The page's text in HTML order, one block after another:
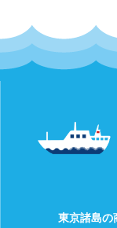
東京諸島の